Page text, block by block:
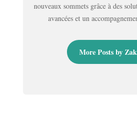
nouveaux sommets grâce à des
avancées et un
More Posts by